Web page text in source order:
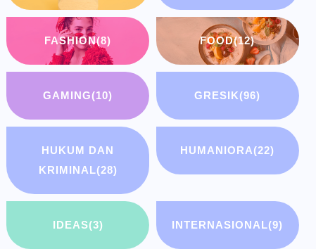
FASHION(8) FOOD(12)
GAMING(10) GRESIK(96)
HUKUM DAN
KRIMINAL(28)
HUMANIORA(22)
IDEAS(3) INTERNASIONAL(9)